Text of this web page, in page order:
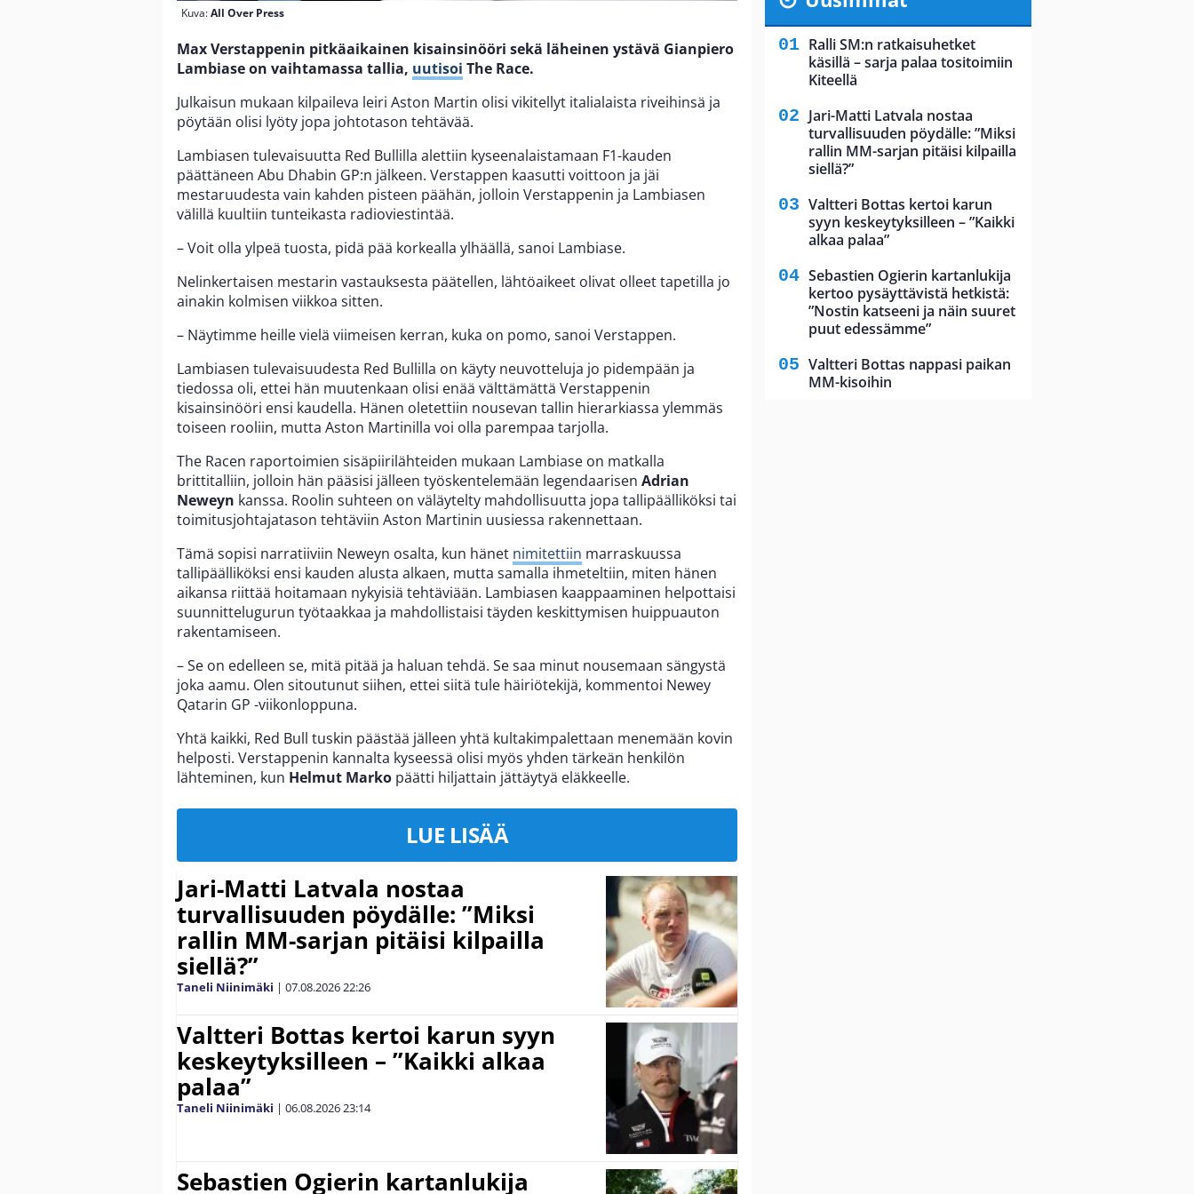
Kuva:All Over Press
Max Verstappenin pitkäaikainen kisainsinööri sekä läheinen ystävä Gianpiero
Lambiase on vaihtamassa tallia, uutisoi The Race.
Julkaisun mukaan kilpaileva leiri Aston Martin olisi vikitellyt italialaista riveihinsä ja
pöytään olisi lyöty jopa johtotason tehtävää.
Lambiasen tulevaisuutta Red Bullilla alettiin kyseenalaistamaan F1-kauden
päättäneen Abu Dhabin GP:n jälkeen. Verstappen kaasutti voittoon ja jäi
mestaruudesta vain kahden pisteen päähän, jolloin Verstappenin ja Lambiasen
välillä kuultiin tunteikasta radioviestintää.
– Voit olla ylpeä tuosta, pidä pää korkealla ylhäällä, sanoi Lambiase.
Nelinkertaisen mestarin vastauksesta päätellen, lähtöaikeet olivat olleet tapetilla jo
ainakin kolmisen viikkoa sitten.
– Näytimme heille vielä viimeisen kerran, kuka on pomo, sanoi Verstappen.
Lambiasen tulevaisuudesta Red Bullilla on käyty neuvotteluja jo pidempään ja
tiedossa oli, ettei hän muutenkaan olisi enää välttämättä Verstappenin
kisainsinööri ensi kaudella. Hänen oletettiin nousevan tallin hierarkiassa ylemmäs
toiseen rooliin, mutta Aston Martinilla voi olla parempaa tarjolla.
The Racen raportoimien sisäpiirilähteiden mukaan Lambiase on matkalla
brittitalliin, jolloin hän pääsisi jälleen työskentelemään legendaarisen Adrian
Neweyn kanssa. Roolin suhteen on väläytelty mahdollisuutta jopa tallipäälliköksi tai
toimitusjohtajatason tehtäviin Aston Martinin uusiessa rakennettaan.
Tämä sopisi narratiiviin Neweyn osalta, kun hänet nimitettiin marraskuussa
tallipäälliköksi ensi kauden alusta alkaen, mutta samalla ihmeteltiin, miten hänen
aikansa riittää hoitamaan nykyisiä tehtäviään. Lambiasen kaappaaminen helpottaisi
suunnittelugurun työtaakkaa ja mahdollistaisi täyden keskittymisen huippuauton
rakentamiseen.
– Se on edelleen se, mitä pitää ja haluan tehdä. Se saa minut nousemaan sängystä
joka aamu. Olen sitoutunut siihen, ettei siitä tule häiriötekijä, kommentoi Newey
Qatarin GP -viikonloppuna.
Yhtä kaikki, Red Bull tuskin päästää jälleen yhtä kultakimpalettaan menemään kovin
helposti. Verstappenin kannalta kyseessä olisi myös yhden tärkeän henkilön
lähteminen, kun Helmut Marko päätti hiljattain jättäytyä eläkkeelle.
LUE LISÄÄ
Jari-Matti Latvala nostaa
turvallisuuden pöydälle: ”Miksi
rallin MM-sarjan pitäisi kilpailla
siellä?”
Taneli Niinimäki | 07.08.202622:26
Valtteri Bottas kertoi karun syyn
keskeytyksilleen – ”Kaikki alkaa
palaa”
Taneli Niinimäki | 06.08.202623:14
Sebastien Ogierin kartanlukija
Ralli SM:n ratkaisuhetket
käsillä – sarja palaa tositoimiin
Kiteellä
Jari-Matti Latvala nostaa
turvallisuuden pöydälle: ”Miksi
rallin MM-sarjan pitäisi kilpailla
siellä?”
Valtteri Bottas kertoi karun
syyn keskeytyksilleen – ”Kaikki
alkaa palaa”
Sebastien Ogierin kartanlukija
kertoo pysäyttävistä hetkistä:
”Nostin katseeni ja näin suuret
puut edessämme”
Valtteri Bottas nappasi paikan
MM-kisoihin